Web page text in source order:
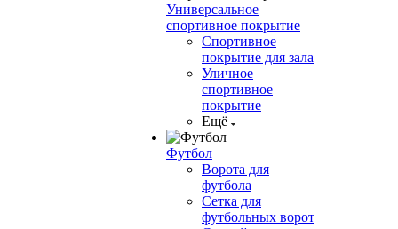
Универсальное
спортивное покрытие
Спортивное
покрытие для зала
Уличное
спортивное
покрытие
Ещё
Футбол
Ворота для
футбола
Сетка для
футбольных ворот